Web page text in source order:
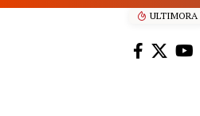
ULTIMORA